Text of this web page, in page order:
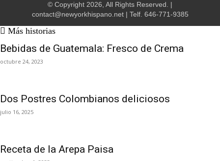
© Copyright 2026, All Rights Reserved. |
contact@newyorkhispano.net| Telf. 646-771-9385
Más historias
Bebidas de Guatemala: Fresco de Crema
octubre 24, 2023
Dos Postres Colombianos deliciosos
julio 16, 2025
Receta de la Arepa Paisa